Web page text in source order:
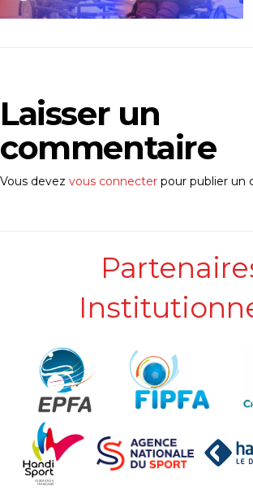
Laisser un
commentaire
Vous devez vous connecter pour publier un